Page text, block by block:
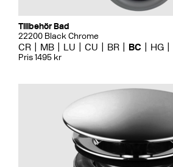
Tillbehör Bad
22200 Black Chrome
CR MB LU CU BR BC HG
Pris 1495 kr